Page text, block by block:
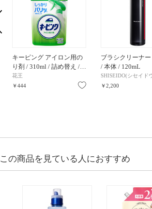
キーピング アイロン用の
り剤 / 310ml / 詰め替え /…
花王
￥444
お気に入り
ブラシクリーナ
/ 本体 / 120mL
SHISEIDO(シセイド
￥2,200
この商品を見ている人におすすめ